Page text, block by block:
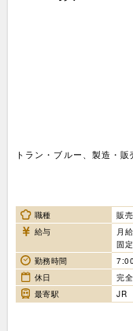
トラン・ブルー、製造・
職種
販
給与
月
固
勤務時間
休日
完
最寄駅
JR